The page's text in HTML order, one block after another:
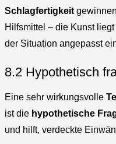
Schlagfertigkeit
Hilfsmittel – die Kunst
der Situation angepasst
8.2 Hypothetisch
Eine sehr wirkungsvolle
ist die hypothetische
und hilft, verdeckte